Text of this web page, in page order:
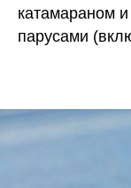
катамараном
парусами